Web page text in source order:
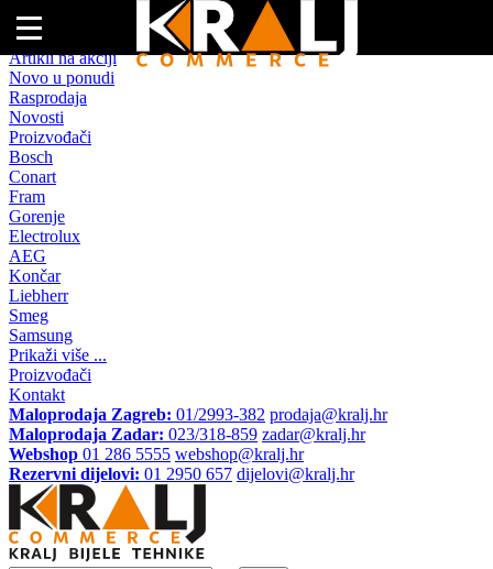
Naslovna
Artikli na akciji
Novo u ponudi
Rasprodaja
Novosti
Proizvođači
Bosch
Conart
Fram
Gorenje
Electrolux
AEG
Končar
Liebherr
Smeg
Samsung
Prikaži više ...
Proizvođači
Kontakt
Maloprodaja Zagreb: 01/2993-382 prodaja@kralj.hr
Maloprodaja Zadar: 023/318-859 zadar@kralj.hr
Webshop 01 286 5555 webshop@kralj.hr
Rezervni dijelovi: 01 2950 657 dijelovi@kralj.hr